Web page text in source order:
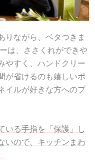
りながら、ベタつきま
は、ささくれができや
やすく、ハンドクリー
が省けるのも嬉しいポ
イルが好きな方へのプ
いる手指を「保護」し
いので、キッチンまわ